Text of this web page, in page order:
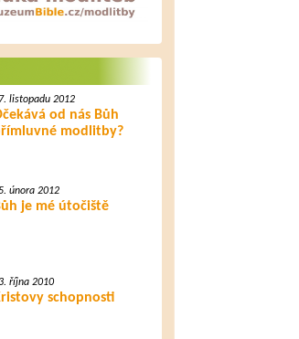
listopadu 2012
od nás Bůh
modlitby?
února 2012
je mé útočiště
října 2010
schopnosti